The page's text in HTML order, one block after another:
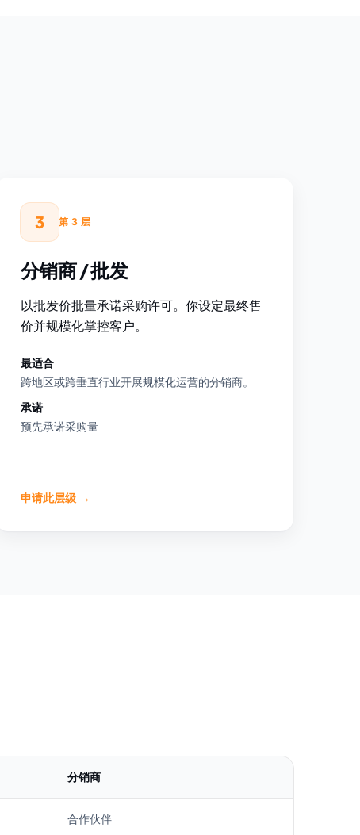
3 第 3 层
分销商 / 批发
以批发价批量承诺采购许可。你设定最终售
价并规模化掌控客户。
最适合
跨地区或跨垂直行业开展规模化运营的分销商。
承诺
预先承诺采购量
申请此层级 →
分销商
合作伙伴